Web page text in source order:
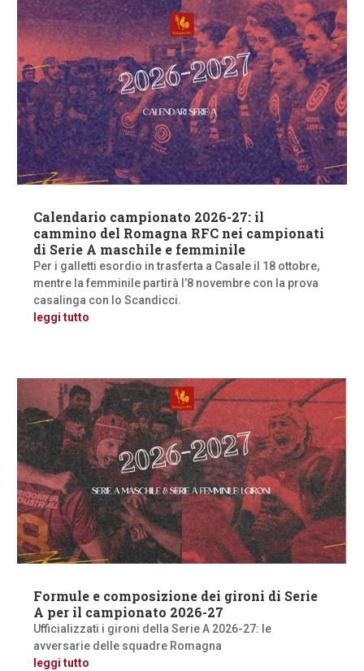
Calendario campionato 2026-27: il
cammino del Romagna RFC nei campionati
di Serie A maschile e femminile
Per i galletti esordio in trasferta a Casale il 18 ottobre,
mentre la femminile partirà l’8 novembre con la prova
casalinga con lo Scandicci.
leggi tutto
Formule e composizione dei gironi di Serie
A per il campionato 2026-27
Ufficializzati i gironi della Serie A 2026-27: le
avversarie delle squadre Romagna
leggi tutto